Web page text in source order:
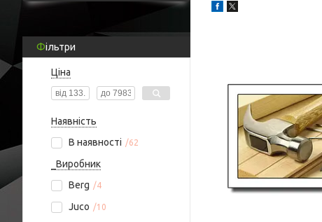
Фільтри
Ціна
Наявність
В наявності
62
_Виробник
Berg
4
Juco 10